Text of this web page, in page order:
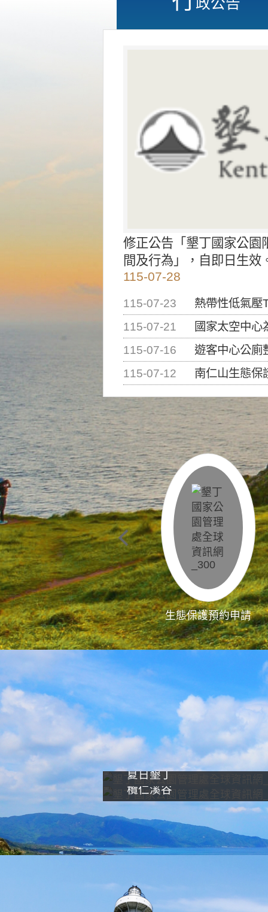
修正公告「墾丁國家公園
間及行為」，自即日生效
115-07-28
115-07-23
熱帶性低氣壓
115-07-21
國家太空中心為辦理
115-07-16
遊客中心公廁
115-07-12
南仁山生態保護區步道已完成
生態保護預約申請
夏日墾丁
欖仁溪谷